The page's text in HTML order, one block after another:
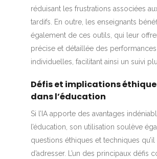
réduisant les frustrations associées
tardifs. En outre, les enseignants
également de ces outils, qui leur
précise et détaillée des
individuelles, facilitant ainsi un suivi
Défis et implications
dans l’éducation
Si l’IA apporte des avantages
l’éducation, son utilisation soulève
questions éthiques et techniques qu’il
d’adresser. L’un des principaux défis